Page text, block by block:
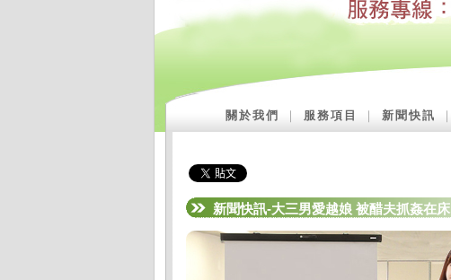
關於我們 服務項目 新聞快訊
新聞快訊-大三男愛越娘 被醋夫抓姦在床